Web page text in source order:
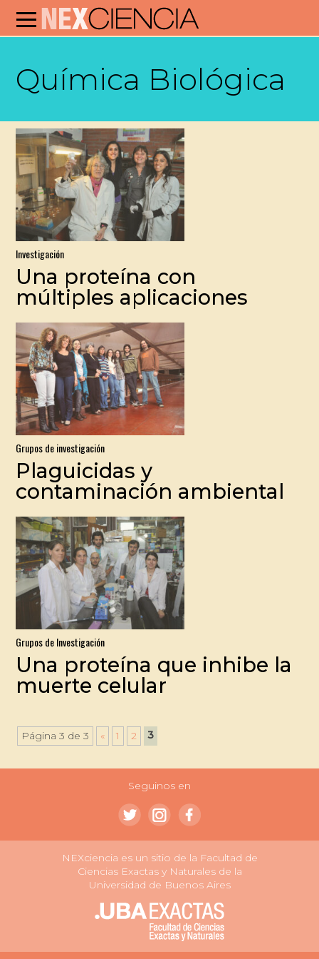
Química Biológica
Investigación
Una proteína con
múltiples aplicaciones
Grupos de investigación
Plaguicidas y
contaminación ambiental
Grupos de Investigación
Una proteína que inhibe la
muerte celular
Página 3 de 3 « 1 2 3
Seguinos en
NEXciencia es un sitio de la Facultad de
Ciencias Exactas y Naturales de la
Universidad de Buenos Aires